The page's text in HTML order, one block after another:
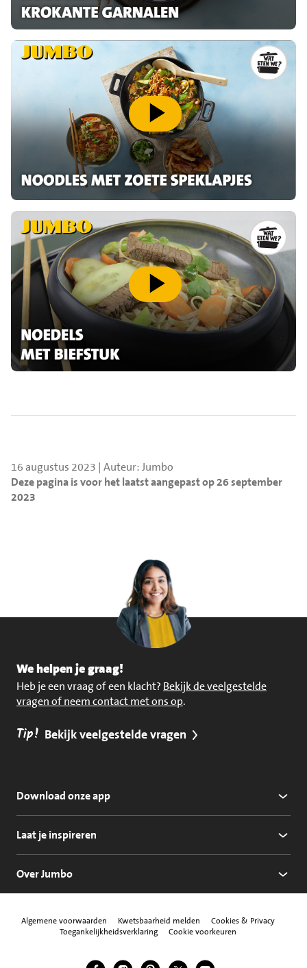
speel video af
speel video af
16 augustus 2023 | Auteur: Jumbo
Deze pagina is voor het laatst aangepast op 26 september
2023
We helpen je graag!
Heb je een vraag of een klacht? Bekijk de veelgestelde
vragen of neem contact met ons op.
Tip! Bekijk veelgestelde vragen
Download onze app
Laat je inspireren
Over Jumbo
Algemene voorwaarden Kwetsbaarheid melden
Cookies & Privacy
Toegankelijkheidsverklaring
Cookie voorkeuren